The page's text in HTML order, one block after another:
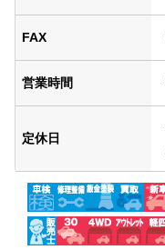
FAX
営業時間
定休日